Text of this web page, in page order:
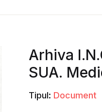
Arhiva
SUA.
Tipul: Document